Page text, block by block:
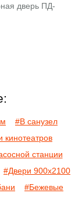
дверь ПД-
#В санузел
кинотеатров
станции
#Двери 900х2100
#Бежевые